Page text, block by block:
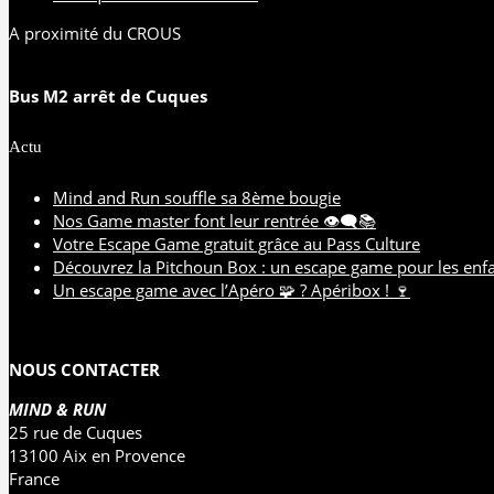
A proximité du CROUS
Bus M2 arrêt de Cuques
Actu
Mind and Run souffle sa 8ème bougie
Nos Game master font leur rentrée 👁️‍🗨️📚
Votre Escape Game gratuit grâce au Pass Culture
Découvrez la Pitchoun Box : un escape game pour les
Un escape game avec l’Apéro 🧩 ? Apéribox ! 🍷
NOUS CONTACTER
MIND & RUN
25 rue de Cuques
13100 Aix en Provence
France